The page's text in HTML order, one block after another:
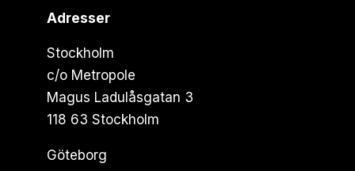
Adresser
Stockholm
c/o Metropole
Magus Ladulåsgatan 3
118 63 Stockholm
Göteborg